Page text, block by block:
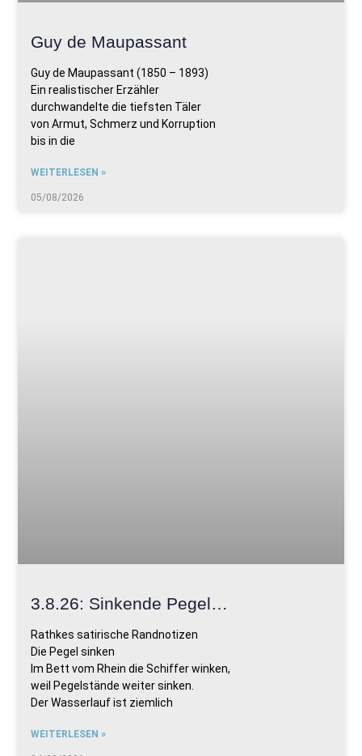
Guy de Maupassant
Guy de Maupassant (1850 – 1893)
Ein realistischer Erzähler
durchwandelte die tiefsten Täler
von Armut, Schmerz und Korruption
bis in die
WEITERLESEN »
05/08/2026
3.8.26: Sinkende Pegel…
Rathkes satirische Randnotizen
Die Pegel sinken
Im Bett vom Rhein die Schiffer winken,
weil Pegelstände weiter sinken.
Der Wasserlauf ist ziemlich
WEITERLESEN »